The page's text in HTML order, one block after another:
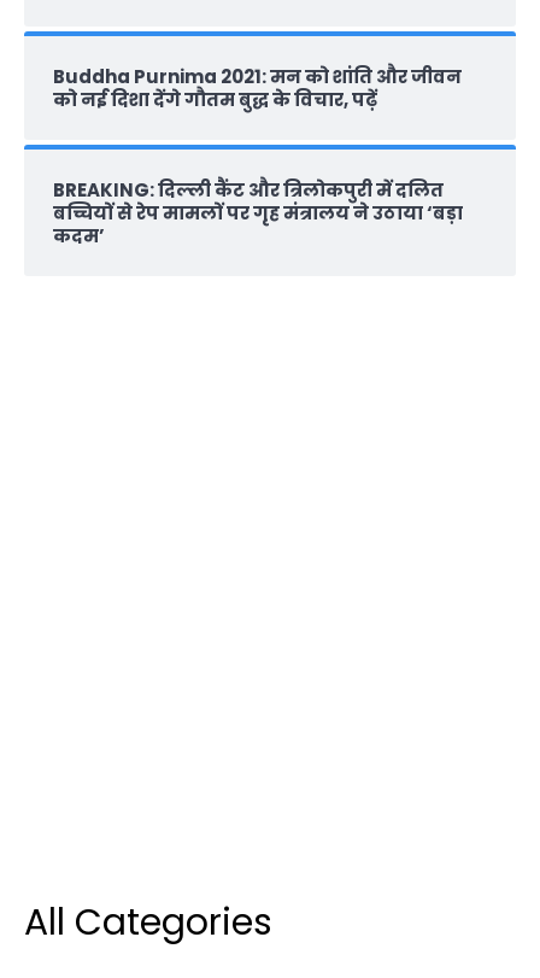
Buddha Purnima 2021: मन को शांति और जीवन
को नई दिशा देंगे गौतम बुद्ध के विचार, पढ़ें
BREAKING: दिल्‍ली कैंट और त्रिलोकपुरी में दलित
बच्चियों से रेप मामलों पर गृह मंत्रालय ने उठाया ‘बड़ा
कदम’
All Categories